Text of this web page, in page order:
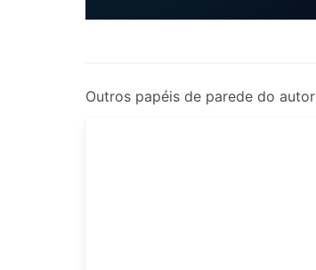
Outros papéis de parede do autor